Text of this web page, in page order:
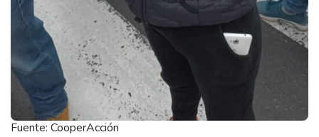
Fuente: CooperAcción